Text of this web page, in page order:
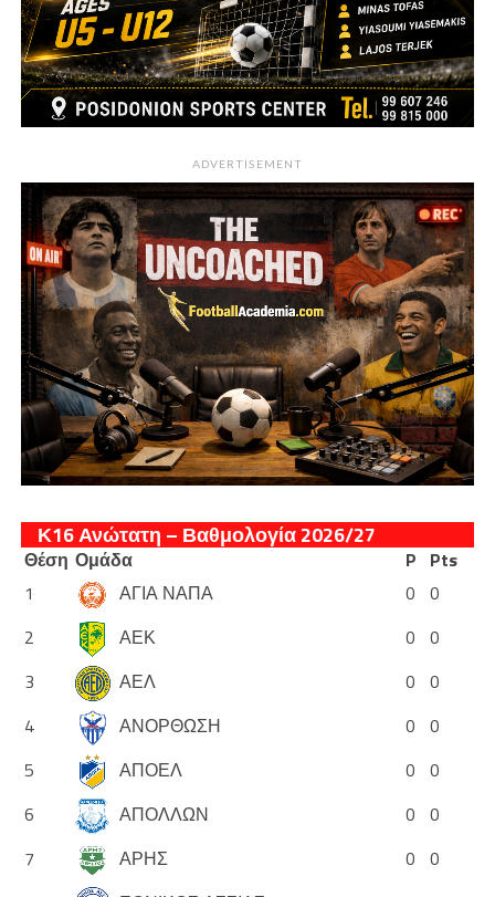
ADVERTISEMENT
Κ16 Ανώτατη – Βαθμολογία 2026/27
Θέση Ομάδα P Pts
1
ΑΓΙΑ ΝΑΠΑ 0 0
2
ΑΕΚ 0 0
3
ΑΕΛ 0 0
4
ΑΝΟΡΘΩΣΗ 0 0
5
ΑΠΟΕΛ 0 0
6
ΑΠΟΛΛΩΝ 0 0
7
ΑΡΗΣ 0 0